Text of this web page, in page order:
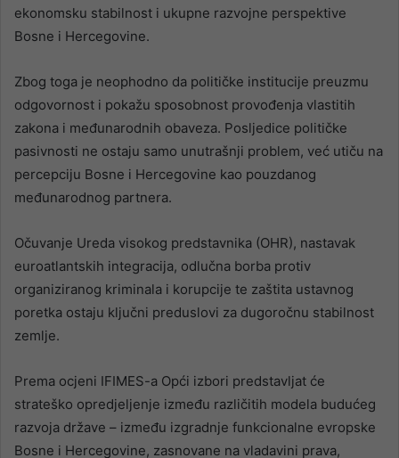
ekonomsku stabilnost i ukupne razvojne perspektive
Bosne i Hercegovine.
Zbog toga je neophodno da političke institucije preuzmu
odgovornost i pokažu sposobnost provođenja vlastitih
zakona i međunarodnih obaveza. Posljedice političke
pasivnosti ne ostaju samo unutrašnji problem, već utiču na
percepciju Bosne i Hercegovine kao pouzdanog
međunarodnog partnera.
Očuvanje Ureda visokog predstavnika (OHR), nastavak
euroatlantskih integracija, odlučna borba protiv
organiziranog kriminala i korupcije te zaštita ustavnog
poretka ostaju ključni preduslovi za dugoročnu stabilnost
zemlje.
Prema ocjeni IFIMES-a Opći izbori predstavljat će
strateško opredjeljenje između različitih modela budućeg
razvoja države – između izgradnje funkcionalne evropske
Bosne i Hercegovine, zasnovane na vladavini prava,